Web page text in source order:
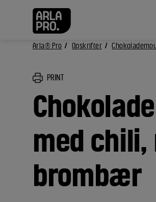
Arla® Pro Opskrifter
PRINT
med
brombær